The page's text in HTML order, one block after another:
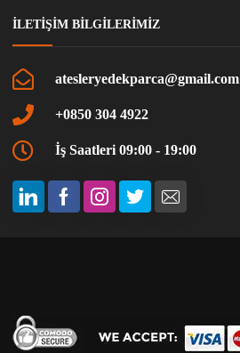
İLETIŞIM BILGILERIMIZ
atesleryedekparca@gmail.com
+0850 304 4922
İş Saatleri 09:00 - 19:00